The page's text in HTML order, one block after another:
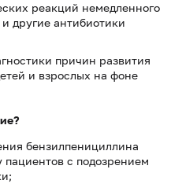
реакций немедленного
другие антибиотики
причин развития
и взрослых на фоне
бензилпенициллина
с подозрением